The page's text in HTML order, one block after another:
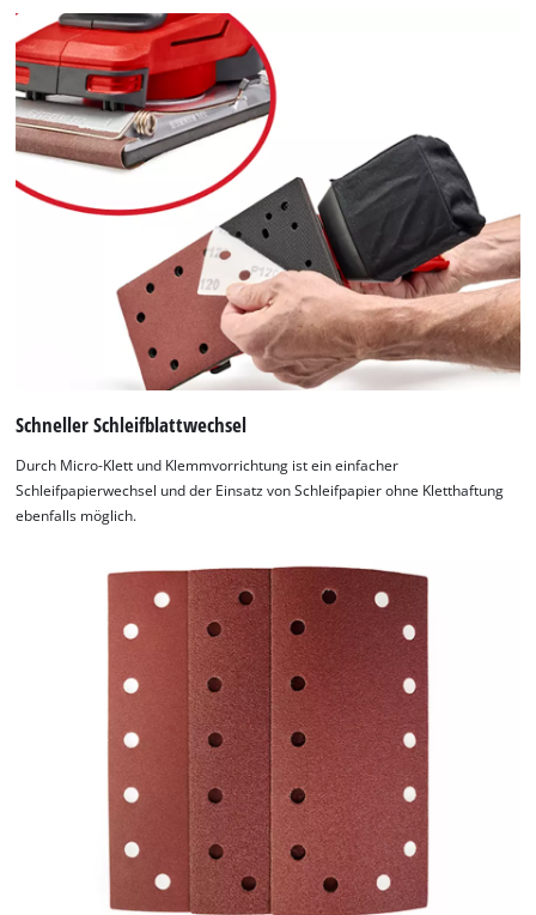
site
with
their
CMP
to
add
this
content
by
Consent
Management
Platform
Schneller Schleifblattwechsel
Durch Micro-Klett und Klemmvorrichtung ist ein einfacher
Schleifpapierwechsel und der Einsatz von Schleifpapier ohne Kletthaftung
ebenfalls möglich.